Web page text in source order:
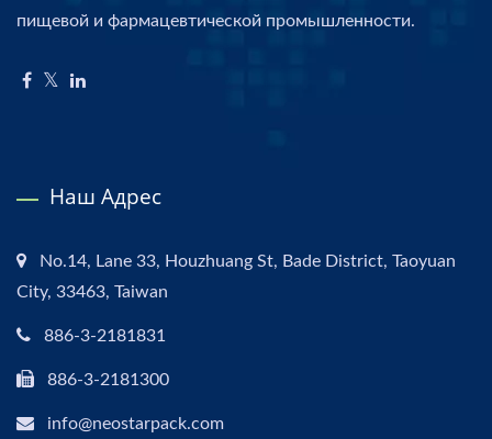
пищевой и фармацевтической промышленности.
Наш Адрес
No.14, Lane 33, Houzhuang St, Bade District, Taoyuan
City, 33463, Taiwan
886-3-2181831
886-3-2181300
info@neostarpack.com